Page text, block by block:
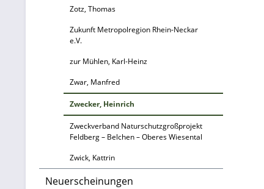
Zotz, Thomas
Zukunft Metropolregion Rhein-Neckar
e.V.
zur Mühlen, Karl-Heinz
Zwar, Manfred
Zwecker, Heinrich
Zweckverband Naturschutzgroßprojekt
Feldberg – Belchen – Oberes Wiesental
Zwick, Kattrin
Neuerscheinungen